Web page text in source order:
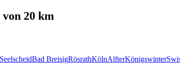
20 km
Bad BreisigRösrathKölnAlfterKönigswinter